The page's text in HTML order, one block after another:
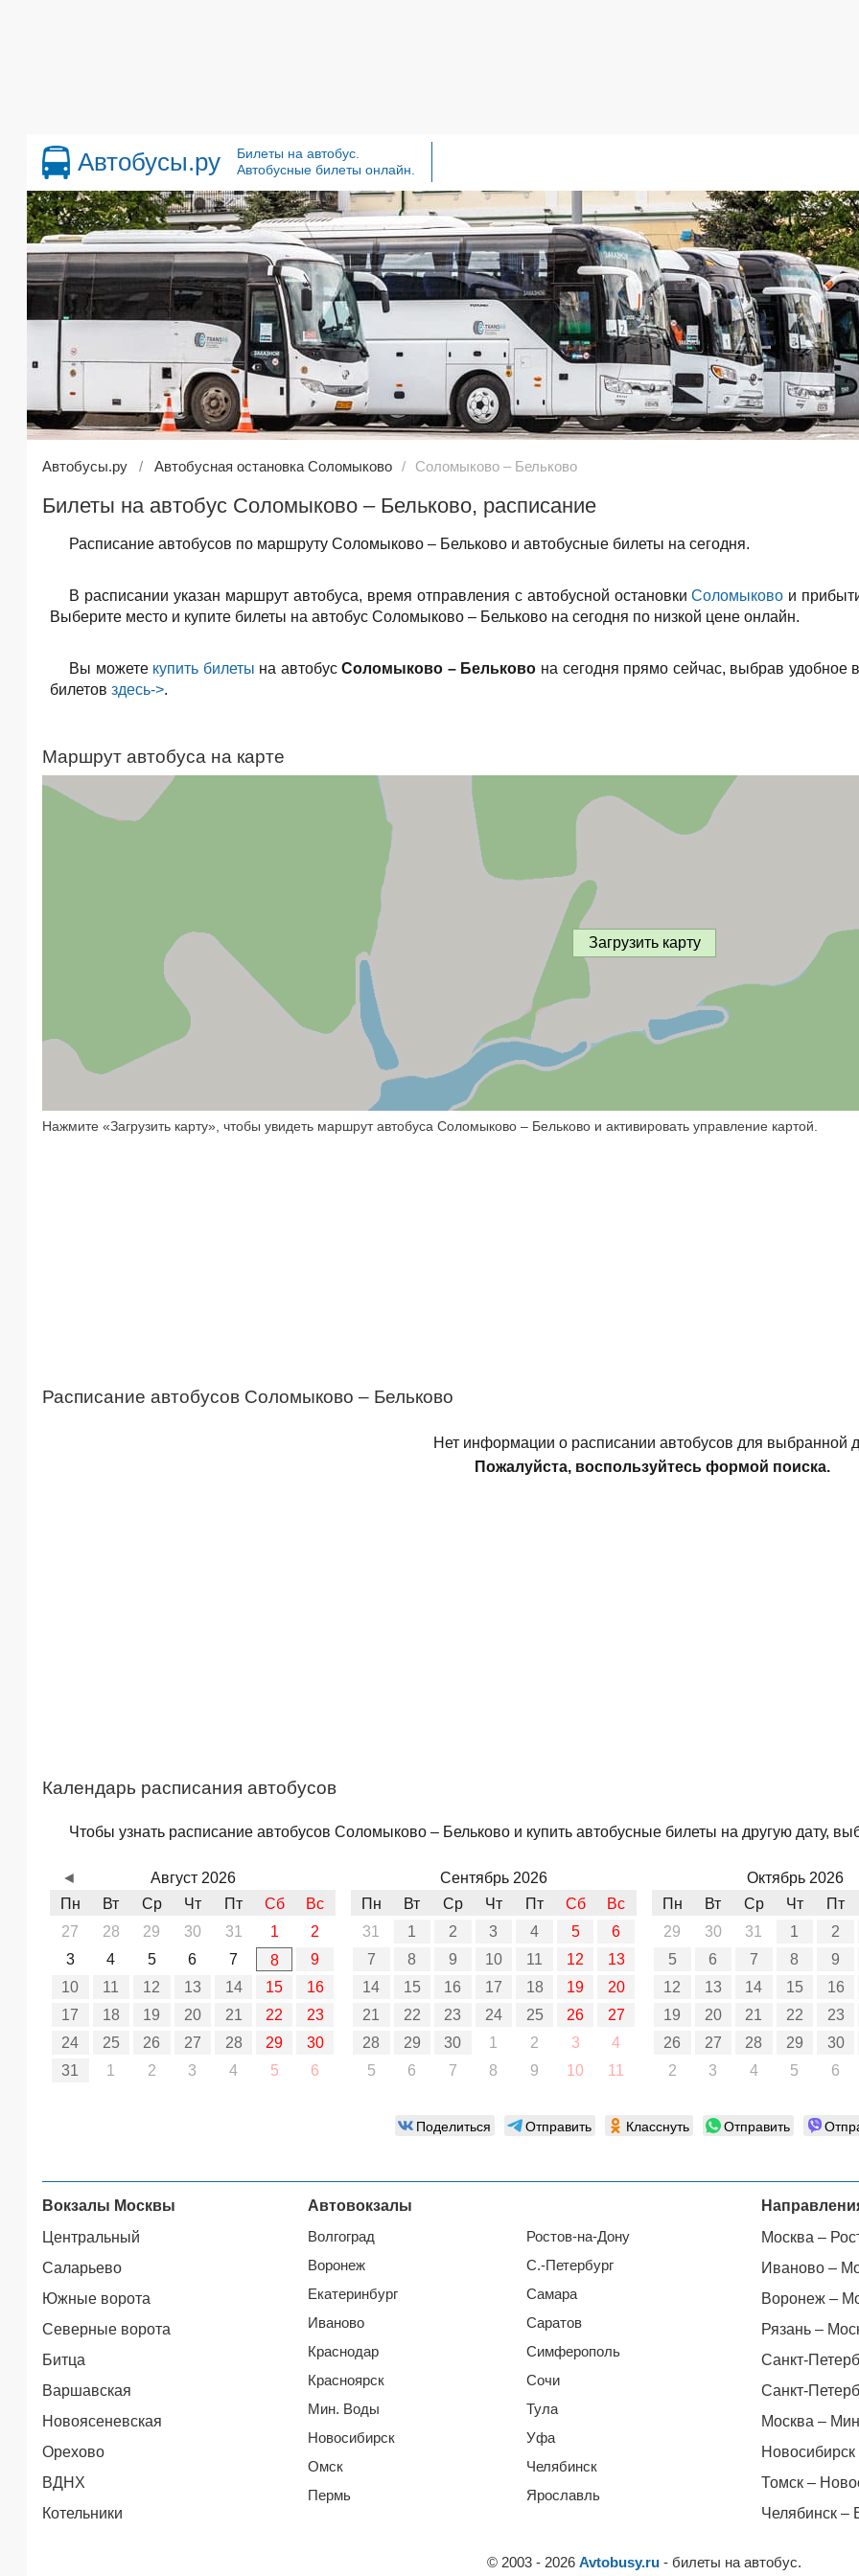
Автобусы.ру
Билеты на автобус.
Автобусные билеты онлайн.
Автобусы.ру Автобусная остановка Соломыково Соломыково – Бельково
Билеты на автобус Соломыково – Бельково, расписание
Расписание автобусов по маршруту Соломыково – Бельково и автобусные билеты на сегодня.
В расписании указан маршрут автобуса, время отправления с автобусной остановкиСоломыково и
Выберите место и купите билеты на автобус Соломыково – Бельково на сегодня по низкой цене онлайн.
Вы можете купить билеты на автобусСоломыково – Бельково на сегодня прямо сейчас, выбрав
билетов здесь->.
Маршрут автобуса на карте
Загрузить карту
Нажмите «Загрузить карту», чтобы увидеть маршрут автобуса Соломыково – Бельково и активировать управление картой.
Расписание автобусов Соломыково – Бельково
Нет информации о расписании автобусов для выбранной
Пожалуйста, воспользуйтесь формой поиска.
Календарь расписания автобусов
Чтобы узнать расписание автобусов Соломыково – Бельково и купить автобусные билеты на другую дату,
Август 2026
Пн
Вт Ср Чт Пт Сб
Вс
27
28 29 30 31 1
2
3
4 5 6 7 8
9
10
11 12 13 14 15
16
17
18 19 20 21 22
23
24
25 26 27 28 29
30
31
1 2 3 4 5 6
Сентябрь 2026
Пн
Вт Ср Чт Пт Сб
Вс
31
1 2 3 4 5
6
7
8 9 10 11 12
13
14
15 16 17 18 19
20
21
22 23 24 25 26
27
28
29 30 1 2 3
4
5
6 7 8 9 10 11
Октябрь 2026
Пн
Вт Ср Чт
Пт
29
30 31 1
2
5
6 7 8
9
12
13 14 15
16
19
20 21 22
23
26
27 28 29
30
2
3 4 5 6
◄
Поделиться Отправить Класснуть Отправить
Вокзалы Москвы
Центральный
Саларьево
Южные ворота
Северные ворота
Битца
Варшавская
Новоясеневская
Орехово
ВДНХ
Котельники
Автовокзалы
Волгоград
Воронеж
Екатеринбург
Иваново
Краснодар
Красноярск
Мин. Воды
Новосибирск
Омск
Пермь
Ростов-на-Дону
С.-Петербург
Самара
Саратов
Симферополь
Сочи
Тула
Уфа
Челябинск
Ярославль
Москва –
Иваново –
Воронеж –
Рязань –
Санкт-
Санкт-
Москва –
Томск –
Челябинск –
© 2003 - 2026 Avtobusy.ru - билеты на автобус.